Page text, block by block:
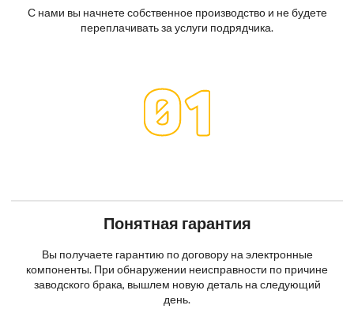
С нами вы начнете собственное производство и не будете
переплачивать за услуги подрядчика.
Понятная гарантия
Вы получаете гарантию по договору на электронные
компоненты. При обнаружении неисправности по причине
заводского брака, вышлем новую деталь на следующий
день.